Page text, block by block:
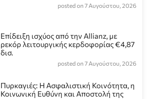
posted on 7 Αυγούστου, 2026
Επίδειξη ισχύος από την Allianz, με
ρεκόρ λειτουργικής κερδοφορίας €4,87
δισ.
posted on 7 Αυγούστου, 2026
Πυρκαγιές: Η Ασφαλιστική Κοινότητα, η
Κοινωνική Ευθύνη και Αποστολή της